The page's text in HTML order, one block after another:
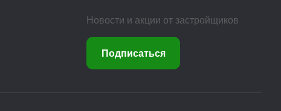
Новости и акции от застройщиков
Подписаться